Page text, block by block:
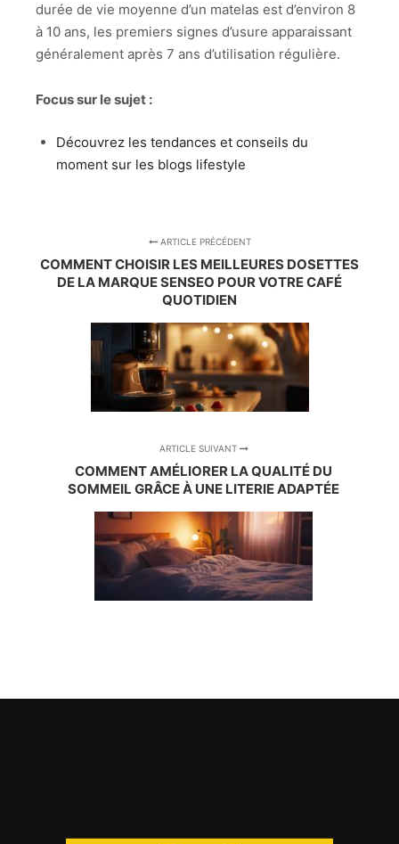
durée de vie moyenne d’un matelas est d’environ 8
à 10 ans, les premiers signes d’usure apparaissant
généralement après 7 ans d’utilisation régulière.
Focus sur le sujet :
Découvrez les tendances et conseils du
moment sur les blogs lifestyle
ARTICLE PRÉCÉDENT
COMMENT CHOISIR LES MEILLEURES DOSETTES
DE LA MARQUE SENSEO POUR VOTRE CAFÉ
QUOTIDIEN
ARTICLE SUIVANT
COMMENT AMÉLIORER LA QUALITÉ DU
SOMMEIL GRÂCE À UNE LITERIE ADAPTÉE